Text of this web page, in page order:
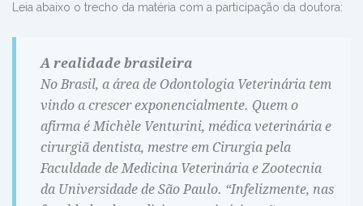
Leia abaixo o trecho da matéria com a participação da doutora:
A realidade brasileira
No Brasil, a área de Odontologia Veterinária tem
vindo a crescer exponencialmente. Quem o
afirma é Michèle Venturini, médica veterinária e
cirurgiã dentista, mestre em Cirurgia pela
Faculdade de Medicina Veterinária e Zootecnia
da Universidade de São Paulo. “Infelizmente, nas